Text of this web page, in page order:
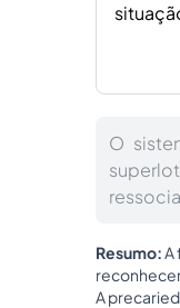
O
Resumo:A
A